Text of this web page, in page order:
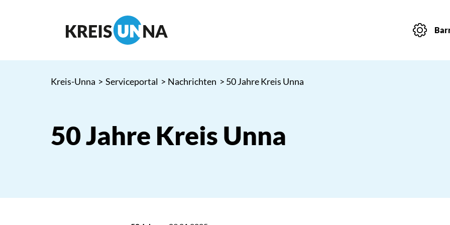
Kreis-Unna > Serviceportal > Nachrichten > 50 Jahre Kreis Unna
50 Jahre Kreis Unna